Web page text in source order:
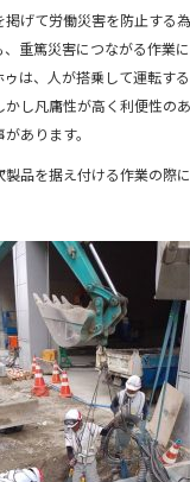
げて労働災害を防止する
重篤災害につながる作業
は、人が搭乗して運転す
し凡庸性が高く利便性の
あります。
品を据え付ける作業の際